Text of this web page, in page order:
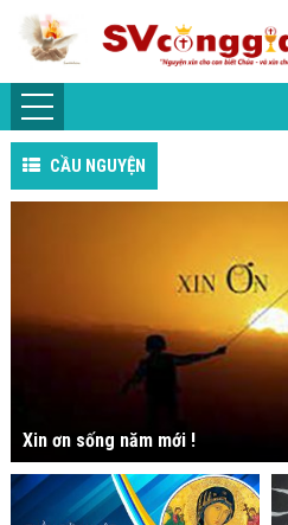
CẦU NGUYỆN
Xin ơn sống năm mới !